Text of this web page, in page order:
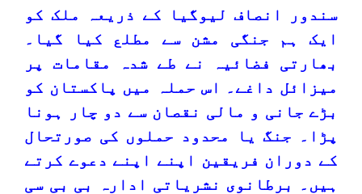
سندور انصاف لیوگیا کے ذریعہ ملک کو
ایک ہم جنگی مشن سے مطلع کیا گیا۔
بھارتی فضائیہ نے طے شدہ مقامات پر
میزائل داغے۔ اس حملہ میں پاکستان کو
بڑے جانی و مالی نقصان سے دو چار ہونا
پڑا۔ جنگ یا محدود حملوں کی صورتحال
کے دوران فریقین اپنے اپنے دعوے کرتے
ہیں۔ برطانوی نشریاتی ادارہ بی بی سی